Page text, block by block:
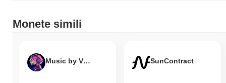
Monete simili
Music by Virtuals SunContract